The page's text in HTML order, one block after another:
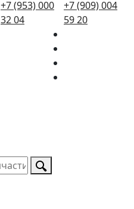
+7 (953) 000
32 04
+7 (909) 004
59 20